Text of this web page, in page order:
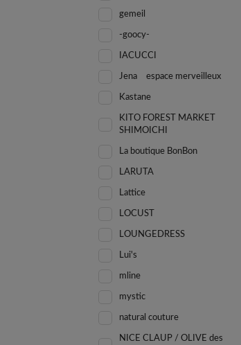
gemeil
-goocy-
IACUCCI
Jena espace merveilleux
Kastane
KITO FOREST MARKET
SHIMOICHI
La boutique BonBon
LARUTA
Lattice
LOCUST
LOUNGEDRESS
Lui's
mline
mystic
natural couture
NICE CLAUP / OLIVE des